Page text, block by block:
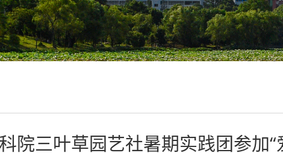
院三叶草园艺社暑期实践团参加